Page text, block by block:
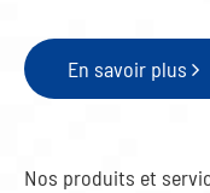
En savoir plus
Nos produits et